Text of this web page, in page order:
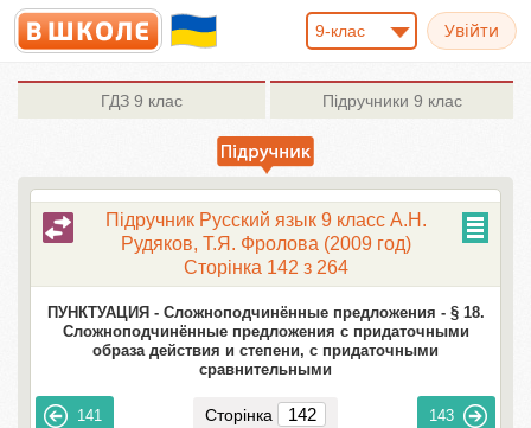
9-клас
ГДЗ 9 клас Підручники 9 клас
Підручник Русский язык 9 класс А.Н.
Рудяков, Т.Я. Фролова (2009 год)
Сторінка 142 з 264
ПУНКТУАЦИЯ - Сложноподчинённые предложения - § 18.
Сложноподчинённые предложения с придаточными
образа действия и степени, с придаточными
сравнительными
141 Сторінка 143